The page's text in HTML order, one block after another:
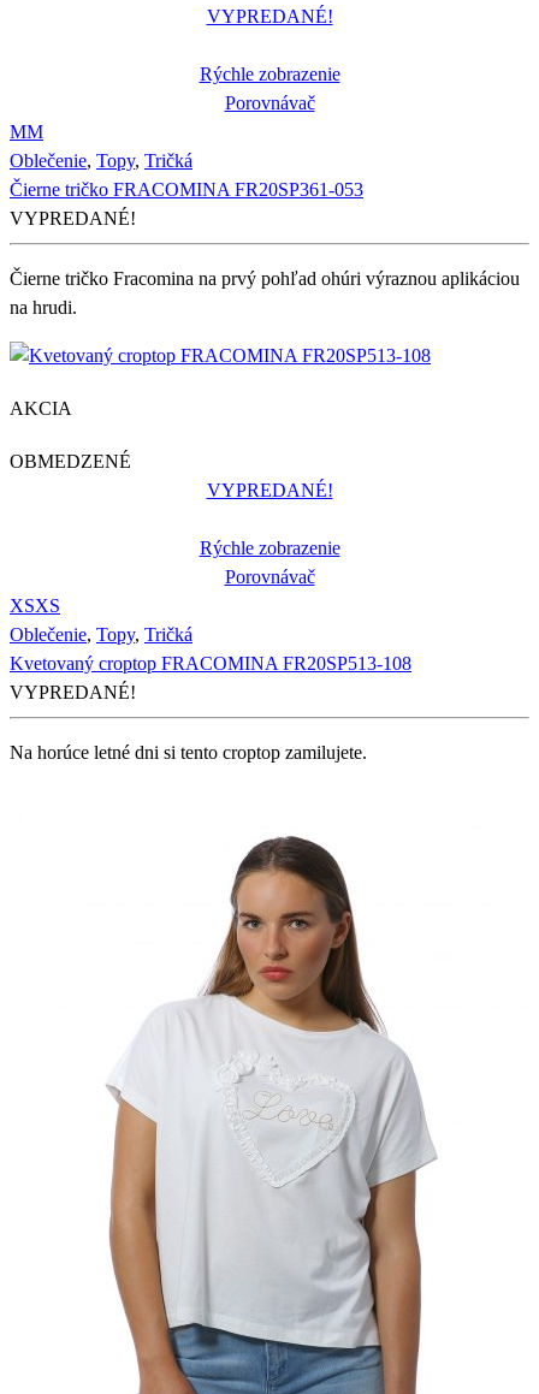
VYPREDANÉ!
Rýchle zobrazenie
Porovnávač
MM
Oblečenie, Topy, Tričká
Čierne tričko FRACOMINA FR20SP361-053
VYPREDANÉ!
Čierne tričko Fracomina na prvý pohľad ohúri výraznou aplikáciou
na hrudi.
AKCIA
OBMEDZENÉ
VYPREDANÉ!
Rýchle zobrazenie
Porovnávač
XSXS
Oblečenie, Topy, Tričká
Kvetovaný croptop FRACOMINA FR20SP513-108
VYPREDANÉ!
Na horúce letné dni si tento croptop zamilujete.